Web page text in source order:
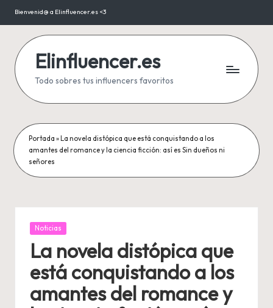
Saltar
contenido
Bienvenid@ a Elinfluencer.es <3
Elinfluencer.es
Todo sobres tus influencers favoritos
Portada » La novela distópica que está conquistando a los
amantes del romance y la ciencia ficción: así es Sin dueños ni
señores
Publicada
Noticias
La novela distópica que
está conquistando a los
amantes del romance y